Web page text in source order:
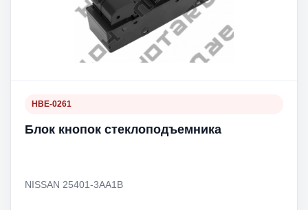
HBE-0261
Блок кнопок стеклоподъемника
NISSAN 25401-3AA1B